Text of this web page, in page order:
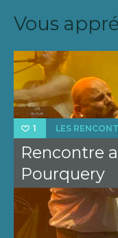
Vous
1 LES
Rencontre
Pourquery